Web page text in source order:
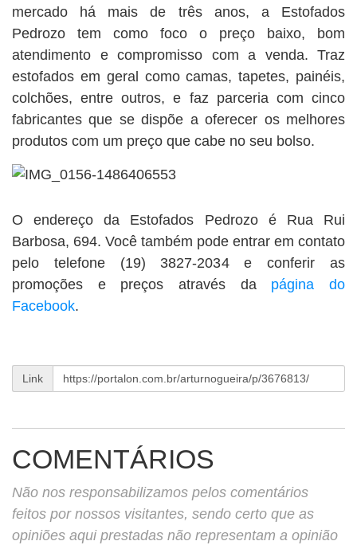
mercado há mais de três anos, a Estofados
Pedrozo tem como foco o preço baixo, bom
atendimento e compromisso com a venda. Traz
estofados em geral como camas, tapetes, painéis,
colchões, entre outros, e faz parceria com cinco
fabricantes que se dispõe a oferecer os melhores
produtos com um preço que cabe no seu bolso.
O endereço da Estofados Pedrozo é Rua Rui
Barbosa, 694. Você também pode entrar em contato
pelo telefone (19) 3827-2034 e conferir as
promoções e preços através da página do
Facebook.
Link
COMENTÁRIOS
Não nos responsabilizamos pelos comentários
feitos por nossos visitantes, sendo certo que as
opiniões aqui prestadas não representam a opinião